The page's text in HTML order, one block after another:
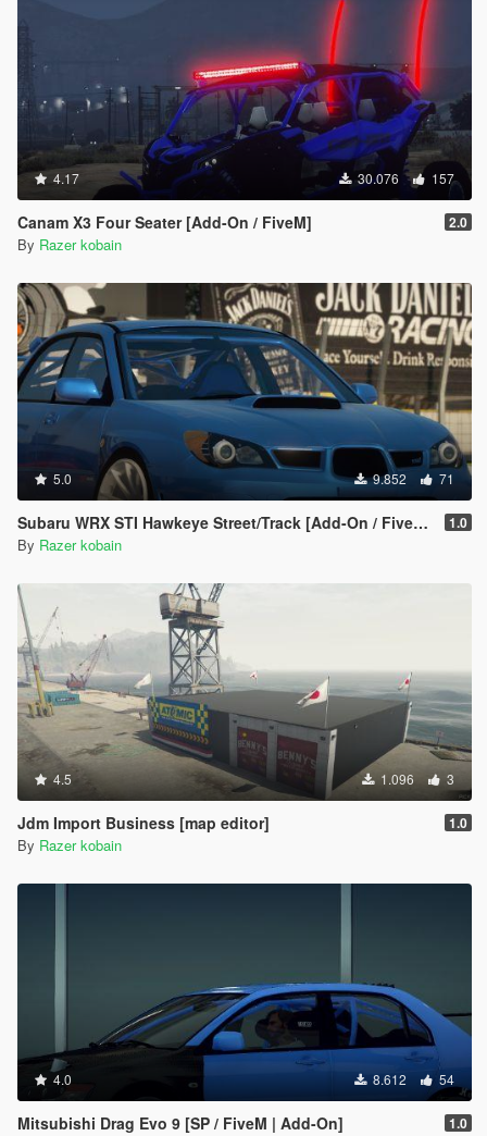
4.17 30.076 157
Canam X3 Four Seater [Add-On / FiveM] 2.0
By Razer kobain
5.0 9.852 71
Subaru WRX STI Hawkeye Street/Track [Add-On / FiveM | Tuning] 1.0
By Razer kobain
4.5 1.096 3
Jdm Import Business [map editor] 1.0
By Razer kobain
4.0 8.612 54
Mitsubishi Drag Evo 9 [SP / FiveM | Add-On] 1.0